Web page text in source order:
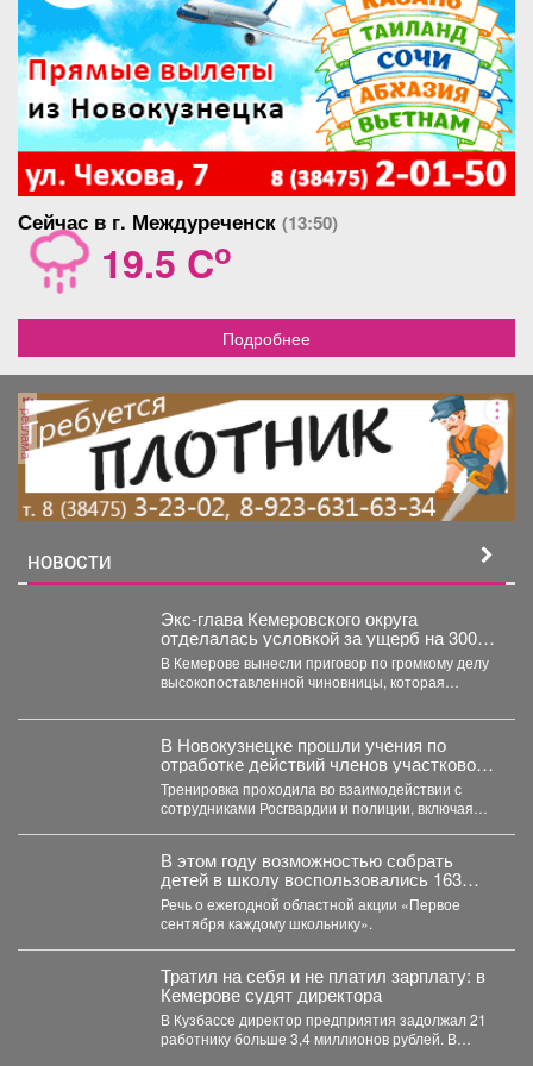
Сейчас в г. Междуреченск (13:50)
19.5 Co
Подробнее
реклама
НОВОСТИ
Экс-глава Кемеровского округа
отделалась условкой за ущерб на 300
млн рублей
В Кемерове вынесли приговор по громкому делу
высокопоставленной чиновницы, которая
В Новокузнецке прошли учения по
отработке действий членов участковой
избирательной комиссии в нештатных
ситуациях на предстоящих выборах.
Тренировка проходила во взаимодействии с
сотрудниками Росгвардии и полиции, включая
В этом году возможностью собрать
детей в школу воспользовались 163
малообеспеченные семьи
Междуреченска.
Речь о ежегодной областной акции «Первое
сентября каждому школьнику».
Тратил на себя и не платил зарплату: в
Кемерове судят директора
В Кузбассе директор предприятия задолжал 21
работнику больше 3,4 миллионов рублей. В